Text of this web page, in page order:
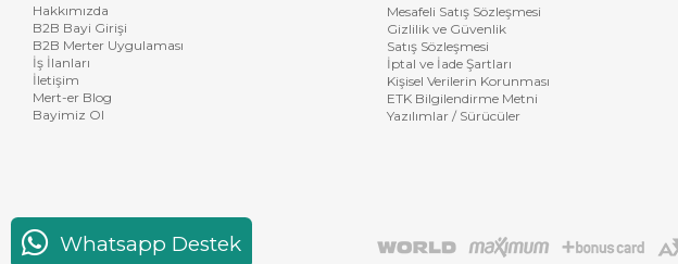
Hakkımızda
B2B Bayi Girişi
B2B Merter Uygulaması
İş İlanları
İletişim
Mert-er Blog
Bayimiz Ol
Mesafeli Satış Sözleşmesi
Gizlilik ve Güvenlik
Satış Sözleşmesi
İptal ve İade Şartları
Kişisel Verilerin Korunması
ETK Bilgilendirme Metni
Yazılımlar / Sürücüler
Whatsapp Destek